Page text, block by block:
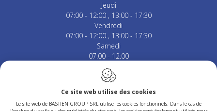
Jeudi
07:00 - 12:00
13:00 - 17:30
Vendredi
07:00 - 12:00
13:00 - 17:30
Samedi
07:00 - 12:00
Fermé le dimanche & jours fériés.
Ce site web utilise des cookies
Le site web de BASTIEN GROUP SRL utilise les cookies fonctionnels. Dans le cas de